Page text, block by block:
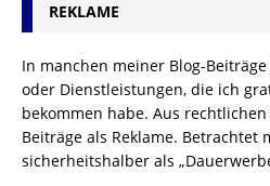
REKLAME
In manchen meiner Blog-
oder Dienstleistungen, die ich
bekommen habe. Aus
Beiträge als Reklame. Betrachtet
sicherheitshalber als